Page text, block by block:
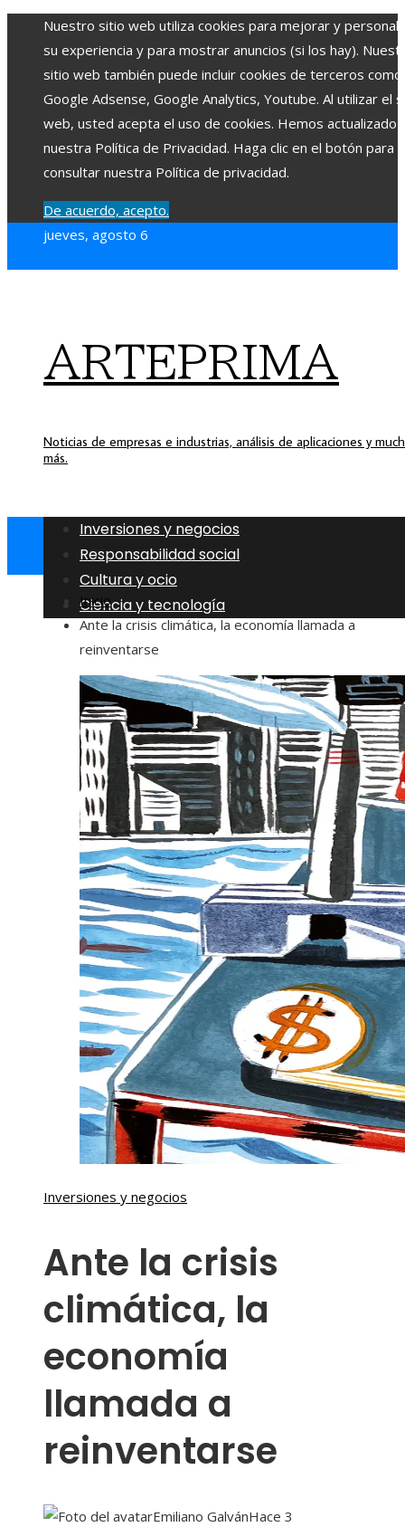
Nuestro sitio web utiliza cookies para mejorar y
su experiencia y para mostrar anuncios (si los hay).
sitio web también puede incluir cookies de terceros como
Google Adsense, Google Analytics, Youtube. Al utilizar el
web, usted acepta el uso de cookies. Hemos actualizado
nuestra Política de Privacidad. Haga clic en el botón para
consultar nuestra Política de privacidad.
De acuerdo, acepto.
jueves, agosto 6
ARTEPRIMA
Noticias de empresas e industrias, análisis de aplicaciones y
más.
Inversiones y negocios
Responsabilidad social
Cultura y ocio
Ciencia y tecnología
Inicio
Ante la crisis climática, la economía llamada a
reinventarse
Inversiones y negocios
Ante la crisis
climática, la
economía
llamada a
reinventarse
Emiliano GalvánHace 3